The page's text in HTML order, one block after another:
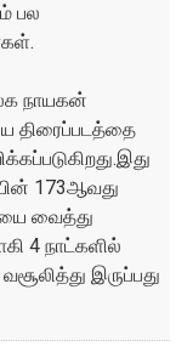
பல
நாயகன்
திரைப்படத்தை
173ஆவது
வைத்து
4 நாட்களில்
இருப்பது